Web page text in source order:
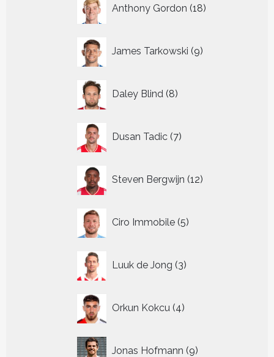
Anthony Gordon 18
producten
James Tarkowski 9
producten
Daley Blind 8
producten
Dusan Tadic 7
producten
Steven Bergwijn 12
producten
Ciro Immobile 5
producten
Luuk de Jong 3
producten
Orkun Kokcu 4
producten
Jonas Hofmann 9